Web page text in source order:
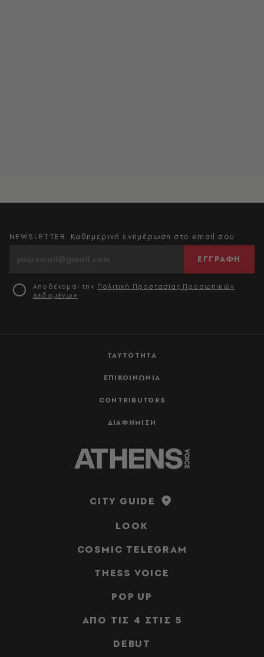
ΤΑΥΤΟΤΗΤΑ
ΕΠΙΚΟΙΝΩΝΙΑ
CONTRIBUTORS
ΔΙΑΦΗΜΙΣΗ
NEWSLETTER: Καθημερινή ενημέρωση στο email σου
ΕΓΓΡΑΦΗ
Αποδέχομαι την Πολιτική Προστασίας Προσωπικών
Δεδομένων
CITY GUIDE
LOOK
COSMIC TELEGRAM
THESS VOICE
POP UP
ΑΠΟ ΤΙΣ 4 ΣΤΙΣ 5
DEBUT